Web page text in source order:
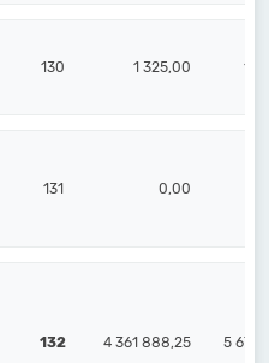
130 1 325,00 11
131 0,00
132 4 361 888,25 5 674